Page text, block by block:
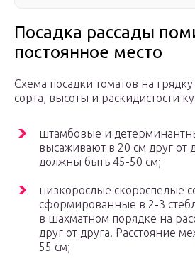
Посадка рассады
постоянное место
Схема посадки томатов на
сорта, высоты и раскидистости
штамбовые и
высаживают в 20 см друг от
должны быть 45-50 см;
низкорослые скороспелые
сформированные в 2-3
в шахматном порядке на
друг от друга. Расстояние
55 см;